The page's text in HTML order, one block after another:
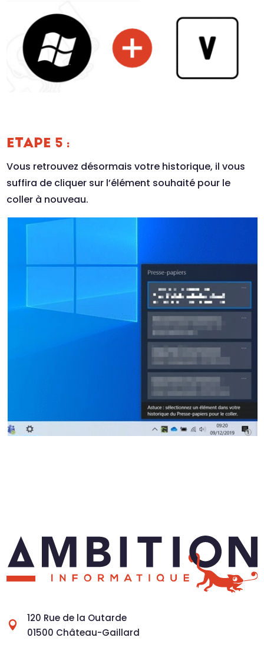
ETAPE 5 :
Vous retrouvez désormais votre historique, il vous
suffira de cliquer sur l’élément souhaité pour le
coller à nouveau.

120 Rue de la Outarde
01500 Château-Gaillard